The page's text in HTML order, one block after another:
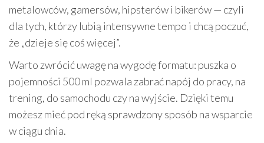
metalowców, gamersów, hipsterów i bikerów — czyli
dla tych, którzy lubią intensywne tempo i chcą poczuć,
że „dzieje się coś więcej”.
Warto zwrócić uwagę na wygodę formatu: puszka o
pojemności 500 ml pozwala zabrać napój do pracy, na
trening, do samochodu czy na wyjście. Dzięki temu
możesz mieć pod ręką sprawdzony sposób na wsparcie
w ciągu dnia.